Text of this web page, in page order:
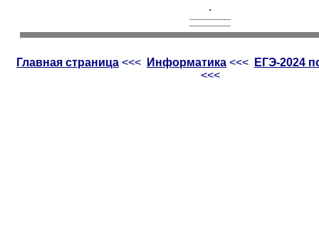
.
Главная страница <<< Информатика <<<
ЕГЭ-2024
<<<